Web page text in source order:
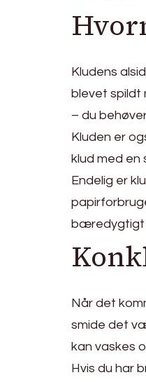
Kludens
blevet spildt
– du
Kluden er
klud med en
Endelig er
bæredygtigt
Når det
smide det
kan vaskes
Hvis du har